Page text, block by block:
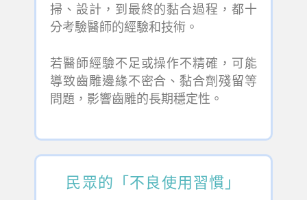
掃、設計，到最終的黏合過程，都十
分考驗醫師的經驗和技術。
若醫師經驗不足或操作不精確，可能
導致齒雕邊緣不密合、黏合劑殘留等
問題，影響齒雕的長期穩定性。
民眾的「不良使用習慣」